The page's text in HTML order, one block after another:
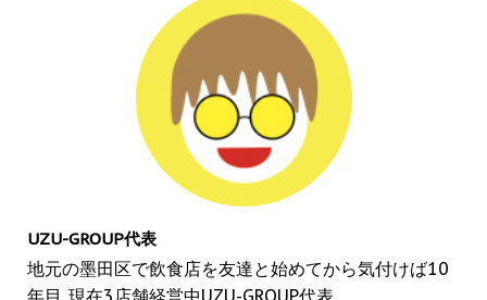
UZU-GROUP代表
地元の墨田区で飲食店を友達と始めてから気付けば10
年目..現在3店舗経営中UZU-GROUP代表